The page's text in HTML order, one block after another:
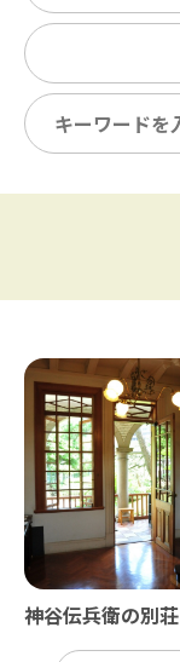
神谷伝兵衛の別荘